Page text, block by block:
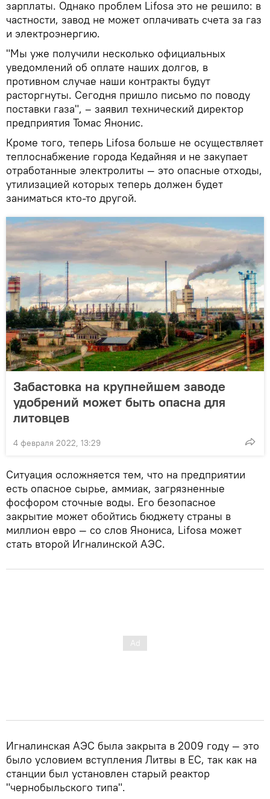
зарплаты. Однако проблем Lifosa это не решило: в
частности, завод не может оплачивать счета за газ
и электроэнергию.
"Мы уже получили несколько официальных
уведомлений об оплате наших долгов, в
противном случае наши контракты будут
расторгнуты. Сегодня пришло письмо по поводу
поставки газа", – заявил технический директор
предприятия Томас Янонис.
Кроме того, теперь Lifosa больше не осуществляет
теплоснабжение города Кедайняя и не закупает
отработанные электролиты — это опасные отходы,
утилизацией которых теперь должен будет
заниматься кто-то другой.
Забастовка на крупнейшем заводе
удобрений может быть опасна для
литовцев
4 февраля 2022, 13:29
Ситуация осложняется тем, что на предприятии
есть опасное сырье, аммиак, загрязненные
фосфором сточные воды. Его безопасное
закрытие может обойтись бюджету страны в
миллион евро — со слов Янониса, Lifosa может
стать второй Игналинской АЭС.
Игналинская АЭС была закрыта в 2009 году — это
было условием вступления Литвы в ЕС, так как на
станции был установлен старый реактор
"чернобыльского типа".